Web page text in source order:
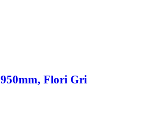
Flori Gri